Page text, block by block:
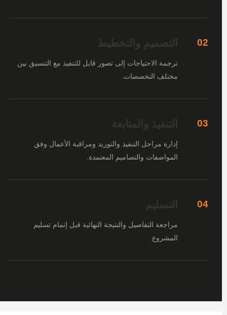
02 التصميم والتخطيط
ترجمة الاحتياجات إلى تصور قابل للتنفيذ مع التنسيق بين
مختلف التخصصات.
03 التنفيذ والمتابعة
إدارة مراحل التنفيذ والتوريد ومراقبة الأعمال وفق
المواصفات والتصاميم المعتمدة.
04 التسليم
مراجعة التفاصيل والنتيجة النهائية قبل إتمام تسليم
المشروع.